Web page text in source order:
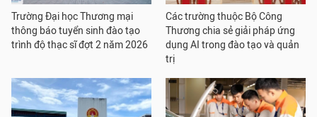
Trường Đại học Thương mại
thông báo tuyển sinh đào tạo
trình độ thạc sĩ đợt 2 năm 2026
Các trường thuộc Bộ Công
Thương chia sẻ giải pháp ứng
dụng AI trong đào tạo và quản
trị